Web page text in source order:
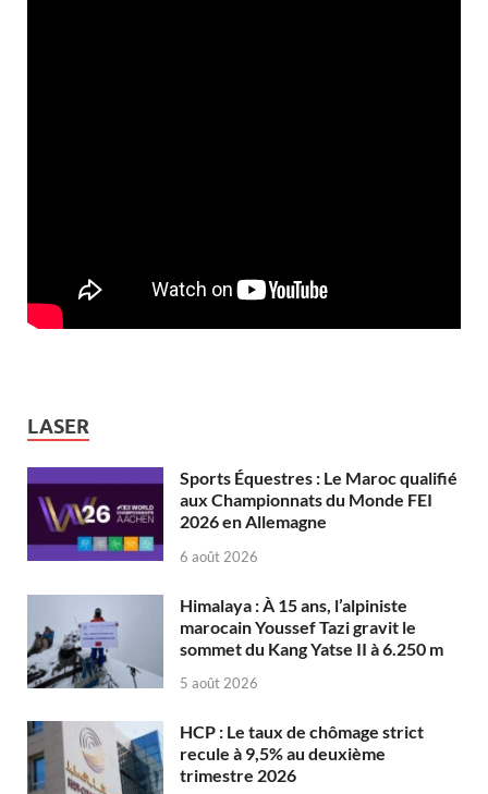
LASER
Sports Équestres : Le Maroc qualifié
aux Championnats du Monde FEI
2026 en Allemagne
6 août 2026
Himalaya : À 15 ans, l’alpiniste
marocain Youssef Tazi gravit le
sommet du Kang Yatse II à 6.250 m
5 août 2026
HCP : Le taux de chômage strict
recule à 9,5% au deuxième
trimestre 2026